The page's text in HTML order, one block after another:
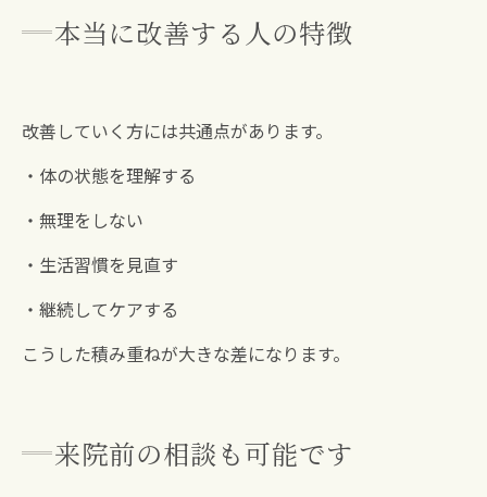
本当に改善する人の特徴
改善していく方には共通点があります。
・体の状態を理解する
・無理をしない
・生活習慣を見直す
・継続してケアする
こうした積み重ねが大きな差になります。
来院前の相談も可能です